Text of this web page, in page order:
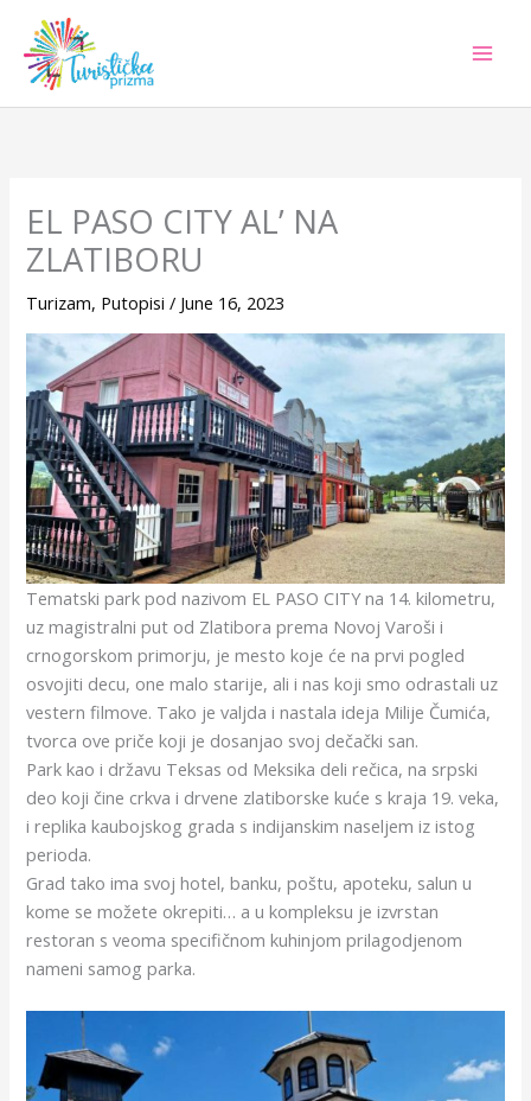
content
EL PASO CITY AL’ NA
ZLATIBORU
Turizam, Putopisi / June 16, 2023
Tematski park pod nazivom EL PASO CITY na 14. kilometru,
uz magistralni put od Zlatibora prema Novoj Varoši i
crnogorskom primorju, je mesto koje će na prvi pogled
osvojiti decu, one malo starije, ali i nas koji smo odrastali uz
vestern filmove. Tako je valjda i nastala ideja Milije Čumića,
tvorca ove priče koji je dosanjao svoj dečački san.
Park kao i državu Teksas od Meksika deli rečica, na srpski
deo koji čine crkva i drvene zlatiborske kuće s kraja 19. veka,
i replika kaubojskog grada s indijanskim naseljem iz istog
perioda.
Grad tako ima svoj hotel, banku, poštu, apoteku, salun u
kome se možete okrepiti… a u kompleksu je izvrstan
restoran s veoma specifičnom kuhinjom prilagodjenom
nameni samog parka.